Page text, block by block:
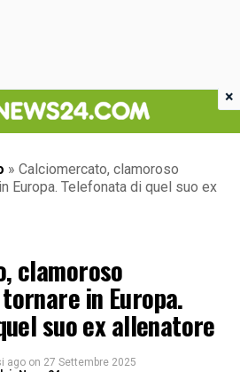
» Calciomercato, clamoroso
Europa. Telefonata di quel suo ex
clamoroso
in Europa.
suo ex allenatore
ago on 27 Settembre 2025
×